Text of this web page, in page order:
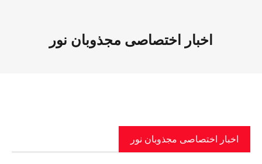
اخبار اختصاصی مجذوبان نور
اخبار اختصاصی مجذوبان نور